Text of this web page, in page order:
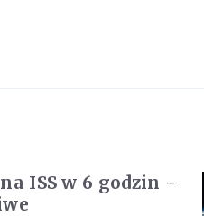
ISS w 6 godzin -